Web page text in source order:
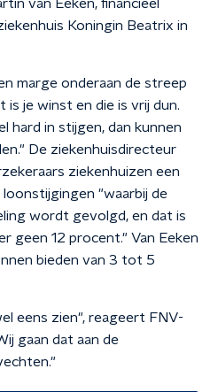
van Eeken, financieel
Koningin Beatrix in
marge onderaan de streep
is je winst en die is vrij dun.
hard in stijgen, dan kunnen
De ziekenhuisdirecteur
ziekenhuizen een
"waarbij de
wordt gevolgd, en dat is
geen 12 procent." Van Eeken
bieden van 3 tot 5
eens zien", reageert FNV-
gaan dat aan de